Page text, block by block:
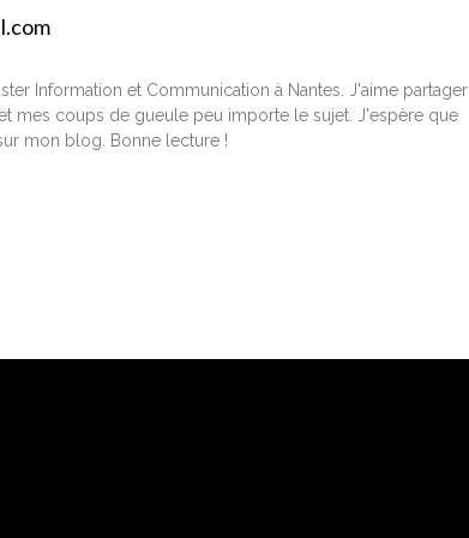
Information et Communication à Nantes. J'aime partager
mes coups de gueule peu importe le sujet. J'espère que
mon blog. Bonne lecture !